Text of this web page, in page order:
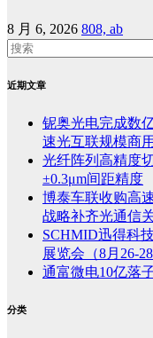
8 月 6, 2026 808, ab
近期文章
铌奥光电完成数
速光互联规模商用
光纤阵列高精度
±0.3μm间距精度
博泰车联收购高
战略补齐光通信
SCHMID迅得科
展览会（8月26-
通富微电10亿落
分类